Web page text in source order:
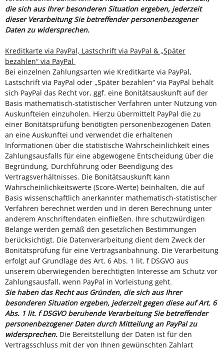
die sich aus Ihrer besonderen Situation ergeben, jederzeit
dieser Verarbeitung Sie betreffender personenbezogener
Daten zu widersprechen.
Kreditkarte via PayPal, Lastschrift via PayPal & „Später
bezahlen“ via PayPal
Bei einzelnen Zahlungsarten wie Kreditkarte via PayPal,
Lastschrift via PayPal oder „Später bezahlen“ via PayPal behält
sich PayPal das Recht vor, ggf. eine Bonitätsauskunft auf der
Basis mathematisch-statistischer Verfahren unter Nutzung von
Auskunfteien einzuholen. Hierzu übermittelt PayPal die zu
einer Bonitätsprüfung benötigten personenbezogenen Daten
an eine Auskunftei und verwendet die erhaltenen
Informationen über die statistische Wahrscheinlichkeit eines
Zahlungsausfalls für eine abgewogene Entscheidung über die
Begründung, Durchführung oder Beendigung des
Vertragsverhältnisses. Die Bonitätsauskunft kann
Wahrscheinlichkeitswerte (Score-Werte) beinhalten, die auf
Basis wissenschaftlich anerkannter mathematisch-statistischer
Verfahren berechnet werden und in deren Berechnung unter
anderem Anschriftendaten einfließen. Ihre schutzwürdigen
Belange werden gemäß den gesetzlichen Bestimmungen
berücksichtigt. Die Datenverarbeitung dient dem Zweck der
Bonitätsprüfung für eine Vertragsanbahnung. Die Verarbeitung
erfolgt auf Grundlage des Art. 6 Abs. 1 lit. f DSGVO aus
unserem überwiegenden berechtigten Interesse am Schutz vor
Zahlungsausfall, wenn PayPal in Vorleistung geht.
Sie haben das Recht aus Gründen, die sich aus Ihrer
besonderen Situation ergeben, jederzeit gegen diese auf Art. 6
Abs. 1 lit. f DSGVO beruhende Verarbeitung Sie betreffender
personenbezogener Daten durch Mitteilung an PayPal zu
widersprechen. Die Bereitstellung der Daten ist für den
Vertragsschluss mit der von Ihnen gewünschten Zahlart